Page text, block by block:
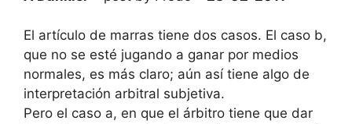
El artículo de marras tiene dos casos. El caso b,
que no se esté jugando a ganar por medios
normales, es más claro; aún así tiene algo de
interpretación arbitral subjetiva.
Pero el caso a, en que el árbitro tiene que dar